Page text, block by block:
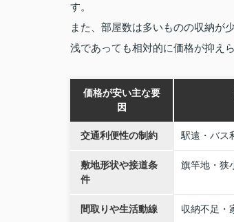
す。
また、部屋数は多いものの収納が
浅であっても相対的に価格が抑え
価格が安い主な要
因
交通利便性の制約 駅遠・バス
敷地形状や接道条
件
旗竿地・狭
間取りや生活動線 収納不足・